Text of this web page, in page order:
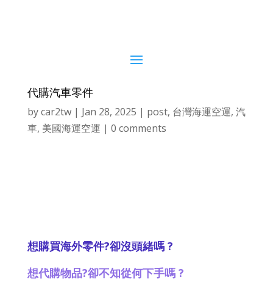
代購汽車零件
bycar2tw| Jan 28, 2025 | post, 台灣海運空運, 汽
車, 美國海運空運 | 0 comments
想購買海外零件?卻沒頭緒嗎?
想代購物品?卻不知從何下手嗎?